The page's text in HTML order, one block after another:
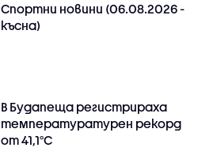
Спортни новини (06.08.2026 -
късна)
В Будапеща регистрираха
температуратурен рекорд
от 41,1°C